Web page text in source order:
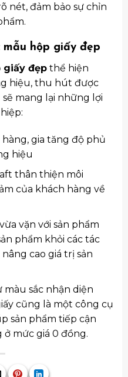
nét, đảm bảo sự chỉn
mẫu hộp giấy đẹp
giấy đẹpthể hiện
hiệu, thu hút được
mang lại những lợi
gia tăng độ phủ
hiệu
thân thiện môi
của khách hàng về
vặn với sản phẩm
phẩm khỏi các tác
cao giá trị sản
sắc nhận diện
cũng là một công cụ
sản phẩm tiếp cận
ở mức giá 0 đồng.